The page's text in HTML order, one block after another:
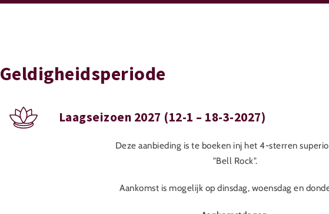
Geldigheidsperiode
Laagseizoen 2027 (12-1 – 18-3-2027)
Deze aanbieding is te boeken inj het 4-sterren
"Bell Rock".
Aankomst is mogelijk op dinsdag, woensdag en